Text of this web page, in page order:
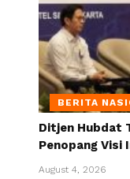
BERITA
Ditjen Hubdat
Penopang Visi
August 4, 2026